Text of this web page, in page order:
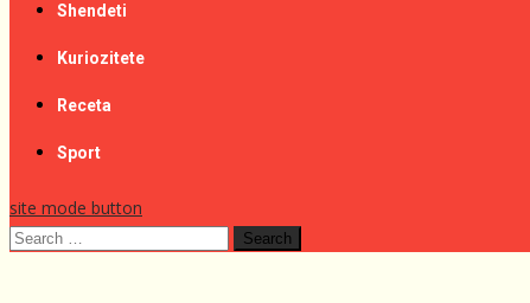
Shendeti
Kuriozitete
Receta
Sport
site mode button
Search